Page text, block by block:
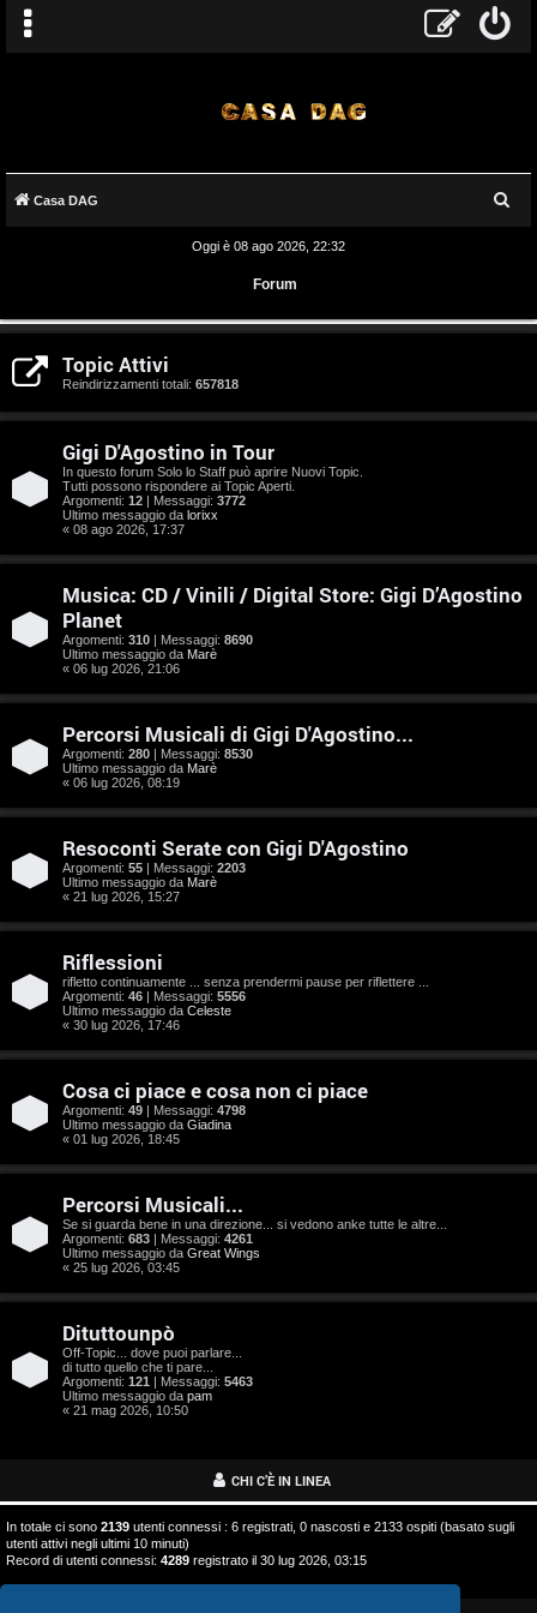
A
r
g
o
m
e
t
s
e
a
r
s
s
t
A
g
e
n
t
Casa DAG
Oggi è 08 ago 2026, 22:32
Forum
Topic Attivi
Reindirizzamenti totali: 657818
Gigi D'Agostino in Tour
In questo forum Solo lo Staff può aprire Nuovi Topic.
Tutti possono rispondere ai Topic Aperti.
Argomenti: 12 | Messaggi: 3772
Ultimo messaggio da lorixx
« 08 ago 2026, 17:37
Musica: CD / Vinili / Digital Store: Gigi D’Agostino
Planet
Argomenti: 310 | Messaggi: 8690
Ultimo messaggio da Marè
« 06 lug 2026, 21:06
Percorsi Musicali di Gigi D'Agostino...
Argomenti: 280 | Messaggi: 8530
Ultimo messaggio da Marè
« 06 lug 2026, 08:19
Resoconti Serate con Gigi D'Agostino
Argomenti: 55 | Messaggi: 2203
Ultimo messaggio da Marè
« 21 lug 2026, 15:27
Riflessioni
rifletto continuamente ... senza prendermi pause per riflettere ...
Argomenti: 46 | Messaggi: 5556
Ultimo messaggio da Celeste
« 30 lug 2026, 17:46
Cosa ci piace e cosa non ci piace
Argomenti: 49 | Messaggi: 4798
Ultimo messaggio da Giadina
« 01 lug 2026, 18:45
Percorsi Musicali...
Se si guarda bene in una direzione... si vedono anke tutte le altre...
Argomenti: 683 | Messaggi: 4261
Ultimo messaggio da Great Wings
« 25 lug 2026, 03:45
Dituttounpò
Off-Topic... dove puoi parlare...
di tutto quello che ti pare...
Argomenti: 121 | Messaggi: 5463
Ultimo messaggio da pam
« 21 mag 2026, 10:50
CHI C’È IN LINEA
In totale ci sono 2139 utenti connessi : 6 registrati, 0 nascosti e 2133 ospiti (basato sugli
utenti attivi negli ultimi 10 minuti)
Record di utenti connessi: 4289 registrato il 30 lug 2026, 03:15